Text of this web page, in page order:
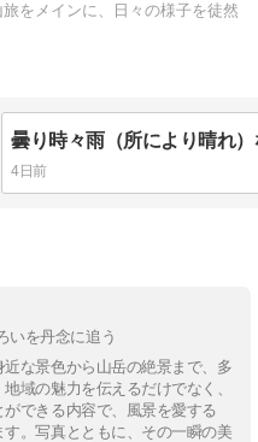
をメインに、日々の様子を徒然
4日前
いを丹念に追う
な景色から山岳の絶景まで、多
域の魅力を伝えるだけでなく、
できる内容で、風景を愛する
。写真とともに、その一瞬の美